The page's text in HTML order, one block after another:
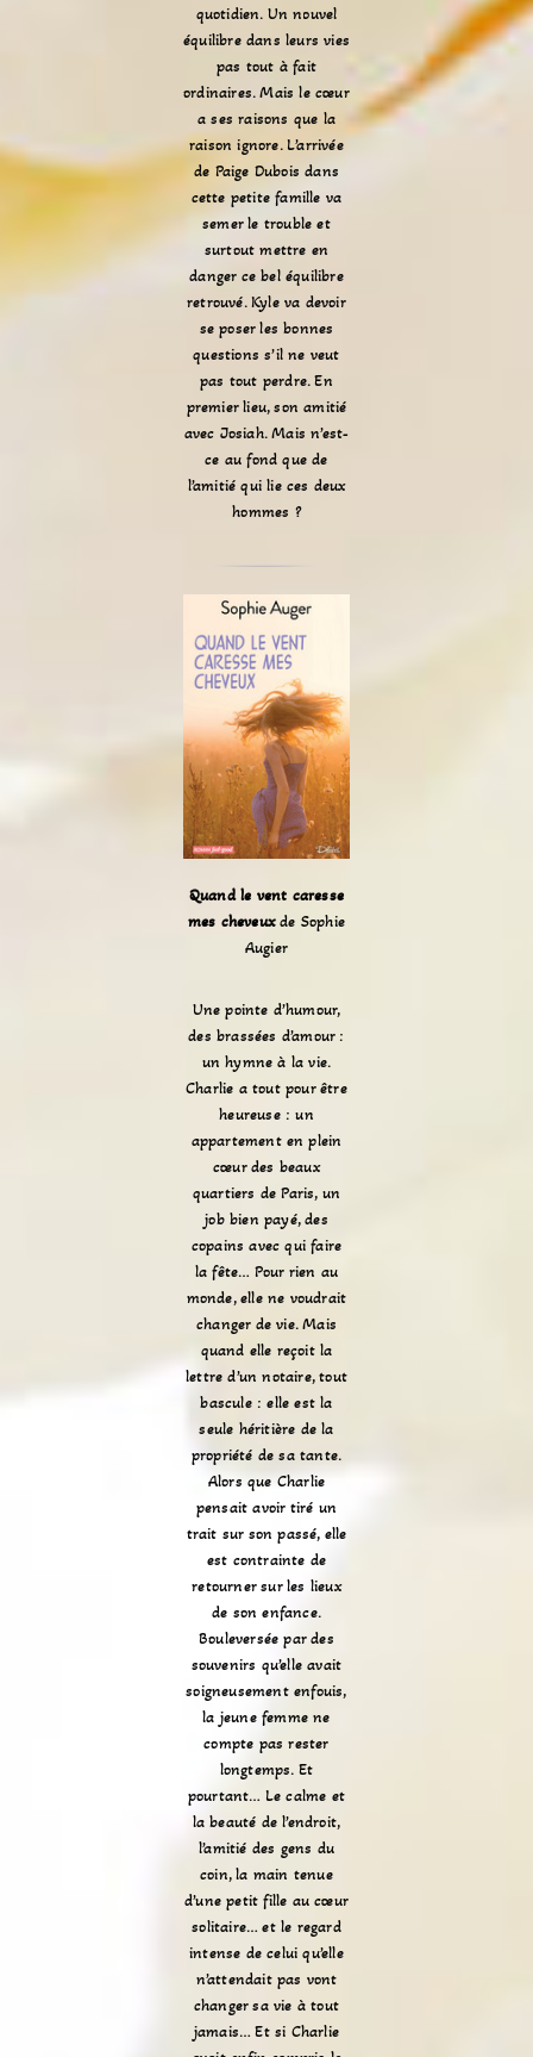
quotidien. Un nouvel
équilibre dans leurs vies
pas tout à fait
ordinaires. Mais le cœur
a ses raisons que la
raison ignore. L’arrivée
de Paige Dubois dans
cette petite famille va
semer le trouble et
surtout mettre en
danger ce bel équilibre
retrouvé. Kyle va devoir
se poser les bonnes
questions s’il ne veut
pas tout perdre. En
premier lieu, son amitié
avec Josiah. Mais n’est-
ce au fond que de
l’amitié qui lie ces deux
hommes ?
Quand le vent caresse
mes cheveuxde Sophie
Augier
Une pointe d’humour,
des brassées d’amour :
un hymne à la vie.
Charlie a tout pour être
heureuse : un
appartement en plein
cœur des beaux
quartiers de Paris, un
job bien payé, des
copains avec qui faire
la fête… Pour rien au
monde, elle ne voudrait
changer de vie. Mais
quand elle reçoit la
lettre d’un notaire, tout
bascule : elle est la
seule héritière de la
propriété de sa tante.
Alors que Charlie
pensait avoir tiré un
trait sur son passé, elle
est contrainte de
retourner sur les lieux
de son enfance.
Bouleversée par des
souvenirs qu’elle avait
soigneusement enfouis,
la jeune femme ne
compte pas rester
longtemps. Et
pourtant… Le calme et
la beauté de l’endroit,
l’amitié des gens du
coin, la main tenue
d’une petit fille au cœur
solitaire… et le regard
intense de celui qu’elle
n’attendait pas vont
changer sa vie à tout
jamais… Et si Charlie